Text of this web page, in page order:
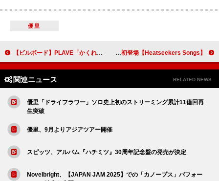
優里
【ビルボード】PLAVE「かくれんぼ」が総合首位、Mrs. GREEN APPLEはトップ100内に23曲 【Heatseekers Songs】ONE OR EIGHT「365」2週連続の首位 明くる夜の羊／おいしくるメロンパンら初登場
関連ニュース RELATED NEWS
優里「ドライフラワー」ソロ史上初のストリーミング累計11億回再
生突破
優里、9月よりアジアツアー開催
スピッツ、アルバム『ハチミツ』30周年記念盤の発売が決定
Novelbright、【JAPAN JAM 2025】での「カノープス」パフォー